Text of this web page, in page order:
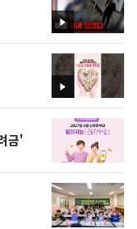
영
상
영
상
금'